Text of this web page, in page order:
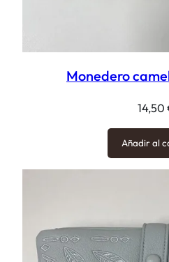
Monedero
14,50
Añadir al